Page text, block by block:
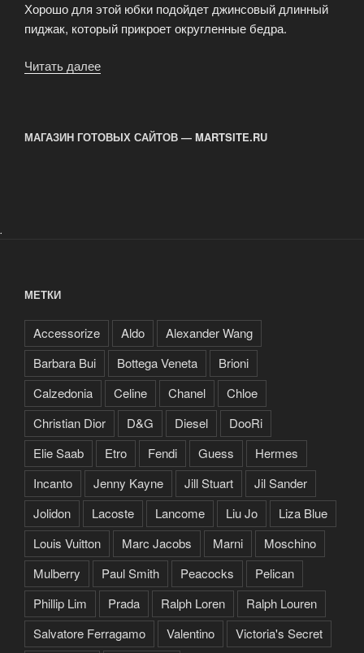
Хорошо для этой юбки подойдет джинсовый длинный
пиджак, который прикроет округленные бедра.
Читать далее
женщин»
МАГАЗИН ГОТОВЫХ САЙТОВ — MARTSITE.RU
.
МЕТКИ
Accessorize Aldo
Alexander Wang
Barbara Bui
Bottega Veneta
Brioni
Calzedonia
Celine Chanel
Chloe
Christian Dior
D&G Diesel
DooRi
Elie Saab
Etro Fendi Guess
Hermes
Incanto
Jenny Kayne Jill Stuart
Jil Sander
Jolidon
Lacoste Lancome Liu Jo
Liza Blue
Louis Vuitton
Marc Jacobs Marni
Moschino
Mulberry
Paul Smith Peacocks
Pelican
Phillip Lim
Prada Ralph Loren
Ralph Louren
Salvatore Ferragamo
Valentino
Victoria's Secret